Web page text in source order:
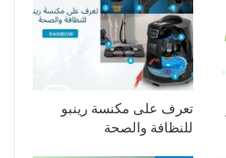
تعرف على مكنسة رينبو
للنظافة والصحة